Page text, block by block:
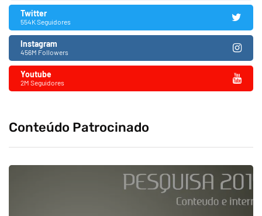
Twitter
554K Seguidores
Instagram
456M Followers
Youtube
2M Seguidores
Conteúdo Patrocinado